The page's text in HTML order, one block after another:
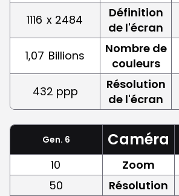
1116 x 2484
Définition
de l'écran
1,07 Billions
Nombre de
couleurs
432 ppp
Résolution
de l'écran
Gen. 6 Caméra
10 Zoom
50
Résolution